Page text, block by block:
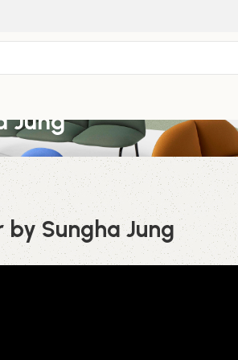
Jung
by Sungha Jung